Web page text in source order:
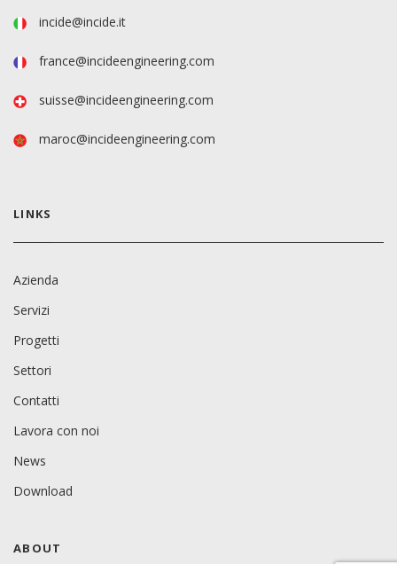
incide@incide.it
france@incideengineering.com
suisse@incideengineering.com
maroc@incideengineering.com
LINKS
Azienda
Servizi
Progetti
Settori
Contatti
Lavora con noi
News
Download
ABOUT